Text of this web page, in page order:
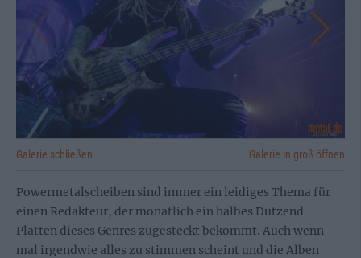
Galerie schließen Galerie in groß öffnen
Powermetalscheiben sind immer ein leidiges Thema für
einen Redakteur, der monatlich ein halbes Dutzend
Platten dieses Genres zugesteckt bekommt. Auch wenn
mal irgendwie alles zu stimmen scheint und die Alben